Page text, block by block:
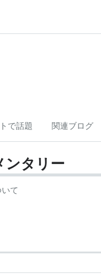
で話題 関連ブログ
ンタリー
て